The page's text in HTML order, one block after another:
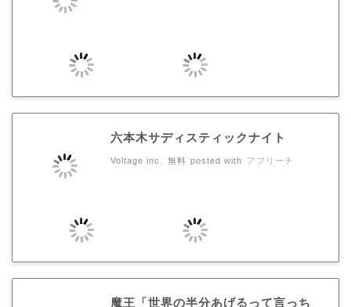
六本木サディスティックナイト
Voltage inc. 無料 posted with アプリーチ
魔王「世界の半分あげるって言っち